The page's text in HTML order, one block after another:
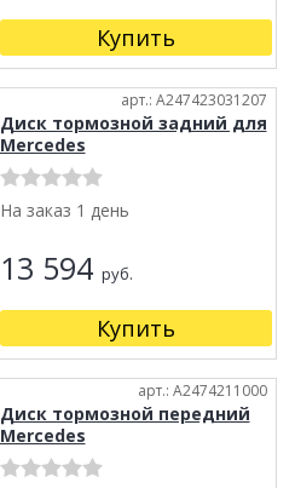
Купить
арт.: A247423031207
Диск тормозной задний для
Mercedes
На заказ 1 день
13 594 руб.
Купить
арт.: A2474211000
Диск тормозной передний
Mercedes